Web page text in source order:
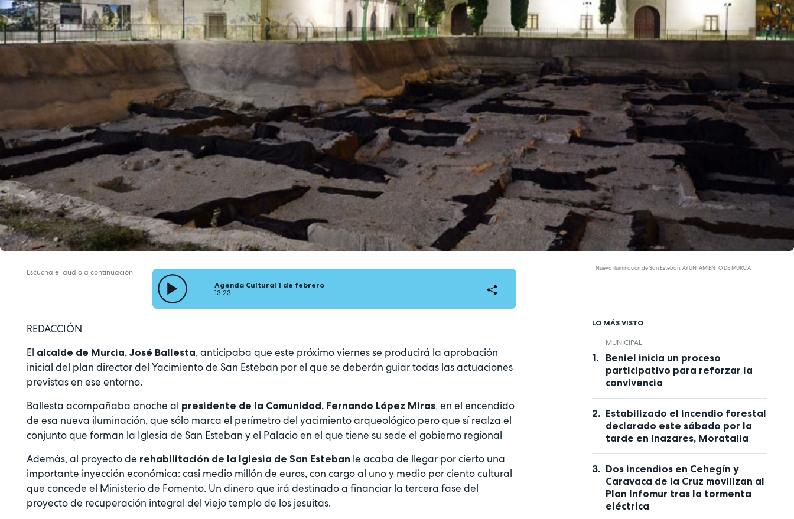
Nueva iluminación de San Esteban. AYUNTAMIENTO DE MURCIA
Escucha el audio a continuación
Agenda Cultural 1 de febrero
13:23
REDACCIÓN
El alcalde de Murcia, José Ballesta, anticipaba que este próximo viernes se producirá la aprobación
inicial del plan director del Yacimiento de San Esteban por el que se deberán guiar todas las actuaciones
previstas en ese entorno.
Ballesta acompañaba anoche al presidente de la Comunidad, Fernando López Miras, en el encendido
de esa nueva iluminación, que sólo marca el perímetro del yacimiento arqueológico pero que sí realza el
conjunto que forman la Iglesia de San Esteban y el Palacio en el que tiene su sede el gobierno regional
Además, al proyecto de rehabilitación de la Iglesia de San Esteban le acaba de llegar por cierto una
importante inyección económica: casi medio millón de euros, con cargo al uno y medio por ciento cultural
que concede el Ministerio de Fomento. Un dinero que irá destinado a financiar la tercera fase del
proyecto de recuperación integral del viejo templo de los jesuitas.
LO MÁS VISTO
MUNICIPAL
Beniel inicia un proceso
participativo para reforzar la
convivencia
Estabilizado el incendio forestal
declarado este sábado por la
tarde en Inazares, Moratalla
Dos incendios en Cehegín y
Caravaca de la Cruz movilizan al
Plan Infomur tras la tormenta
eléctrica